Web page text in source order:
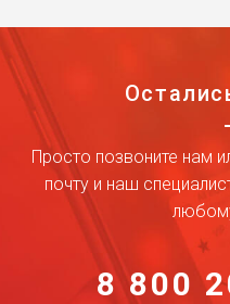
Просто позвоните нам
почту и наш
8 800